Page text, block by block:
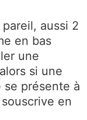
aussi 2
en bas
une
si une
présente à
en